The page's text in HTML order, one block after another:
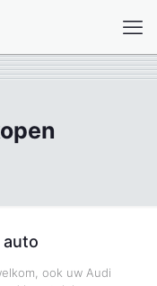
ook uw Audi